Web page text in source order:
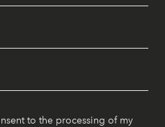
to the processing of my